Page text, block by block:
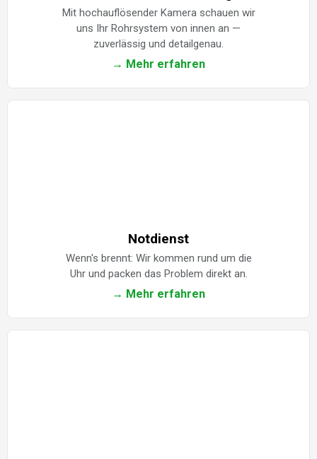
Mit hochauflösender Kamera schauen wir
uns Ihr Rohrsystem von innen an —
zuverlässig und detailgenau.
→ Mehr erfahren
Notdienst
Wenn's brennt: Wir kommen rund um die
Uhr und packen das Problem direkt an.
→ Mehr erfahren